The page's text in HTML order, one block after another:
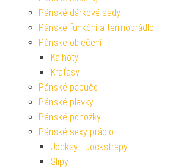
Pánské dárkové sady
Pánské funkční a termoprádlo
Pánské oblečení
Kalhoty
Kraťasy
Pánské papuče
Pánské plavky
Pánské ponožky
Pánské sexy prádlo
Jocksy - Jockstrapy
Slipy